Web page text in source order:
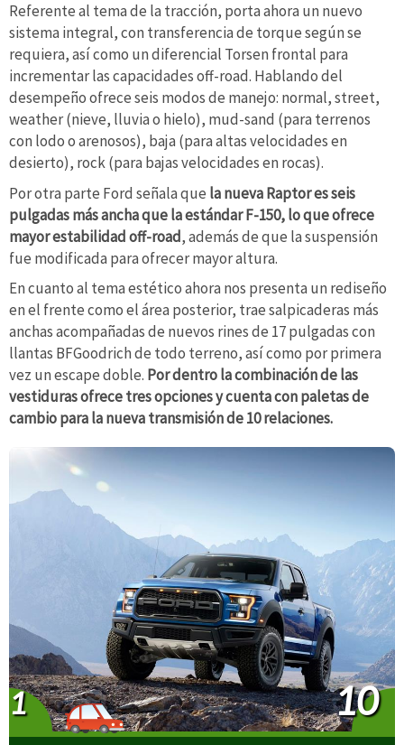
Referente al tema de la tracción, porta ahora un nuevo
sistema integral, con transferencia de torque según se
requiera, así como un diferencial Torsen frontal para
incrementar las capacidades off-road. Hablando del
desempeño ofrece seis modos de manejo: normal, street,
weather (nieve, lluvia o hielo), mud-sand (para terrenos
con lodo o arenosos), baja (para altas velocidades en
desierto), rock (para bajas velocidades en rocas).
Por otra parte Ford señala que la nueva Raptor es seis
pulgadas más ancha que la estándar F-150, lo que ofrece
mayor estabilidad off-road, además de que la suspensión
fue modificada para ofrecer mayor altura.
En cuanto al tema estético ahora nos presenta un rediseño
en el frente como el área posterior, trae salpicaderas más
anchas acompañadas de nuevos rines de 17 pulgadas con
llantas BFGoodrich de todo terreno, así como por primera
vez un escape doble. Por dentro la combinación de las
vestiduras ofrece tres opciones y cuenta con paletas de
cambio para la nueva transmisión de 10 relaciones.
1 10